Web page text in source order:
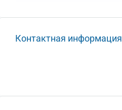
Контактная информация